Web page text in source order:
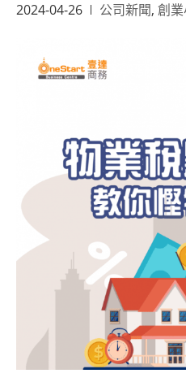
2024-04-26 公司新聞, 創